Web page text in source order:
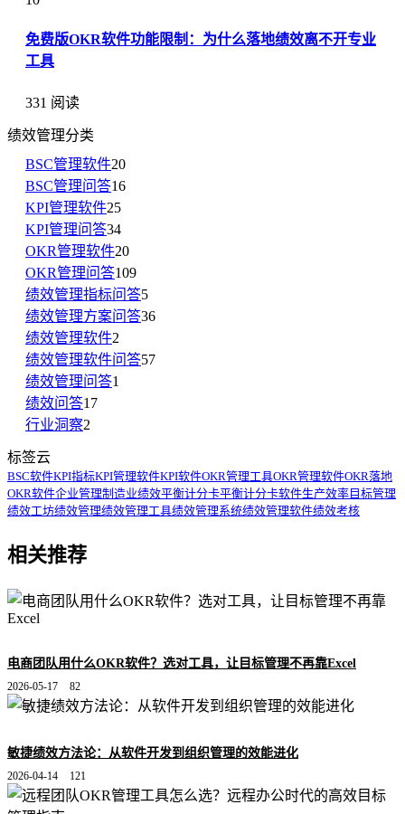
免费版OKR软件功能限制：为什么落地绩效离不开专业
工具
331 阅读
绩效管理分类
BSC管理软件20
BSC管理问答16
KPI管理软件25
KPI管理问答34
OKR管理软件20
OKR管理问答109
绩效管理指标问答5
绩效管理方案问答36
绩效管理软件2
绩效管理软件问答57
绩效管理问答1
绩效问答17
行业洞察2
标签云
BSC软件KPI指标KPI管理软件KPI软件OKR管理工具OKR管理软件OKR落地
OKR软件企业管理制造业绩效平衡计分卡平衡计分卡软件生产效率目标管理
绩效工坊绩效管理绩效管理工具绩效管理系统绩效管理软件绩效考核
相关推荐
电商团队用什么OKR软件？选对工具，让目标管理不再靠Excel
2026-05-17 82
敏捷绩效方法论：从软件开发到组织管理的效能进化
2026-04-14 121